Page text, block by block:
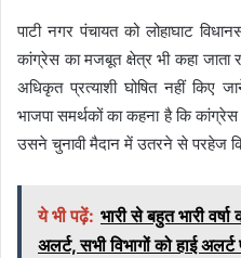
पाटी नगर पंचायत को लोहाघाट
कांग्रेस का मजबूत क्षेत्र भी कहा जाता
अधिकृत प्रत्याशी घोषित नहीं किए
भाजपा समर्थकों का कहना है कि
उसने चुनावी मैदान में उतरने से परहेज
ये भी पढ़ें: भारी से बहुत भारी
अलर्ट, सभी विभागों को हाई